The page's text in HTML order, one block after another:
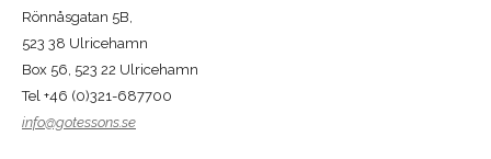
Rönnåsgatan 5B,
523 38 Ulricehamn
Box 56, 523 22 Ulricehamn
Tel +46 (0)321-687700
info@gotessons.se